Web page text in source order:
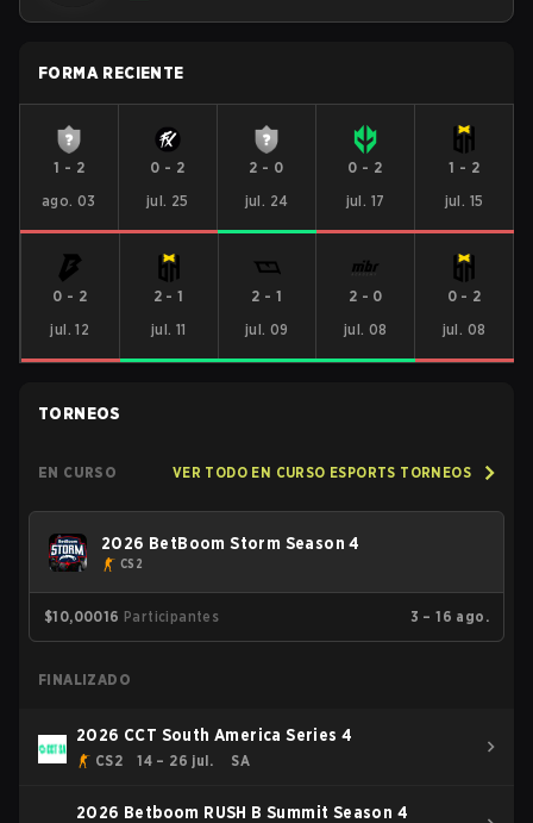
FORMA RECIENTE
1 - 2
ago. 03
0 - 2
jul. 25
2 - 0
jul. 24
0 - 2
jul. 17
1 - 2
jul. 15
0 - 2
jul. 12
2 -1
jul. 11
2 -1
jul. 09
2 - 0
jul. 08
0- 2
jul. 08
TORNEOS
EN CURSO VER TODO EN CURSO ESPORTS TORNEOS
2026 BetBoom Storm Season 4
CS2
$10,00016 Participantes 3 – 16 ago.
FINALIZADO
2026 CCT South America Series 4
CS2 14 – 26 jul. SA
2026 Betboom RUSH B Summit Season 4